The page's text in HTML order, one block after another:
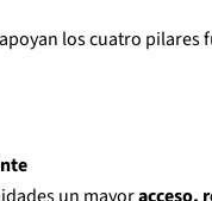
los cuatro